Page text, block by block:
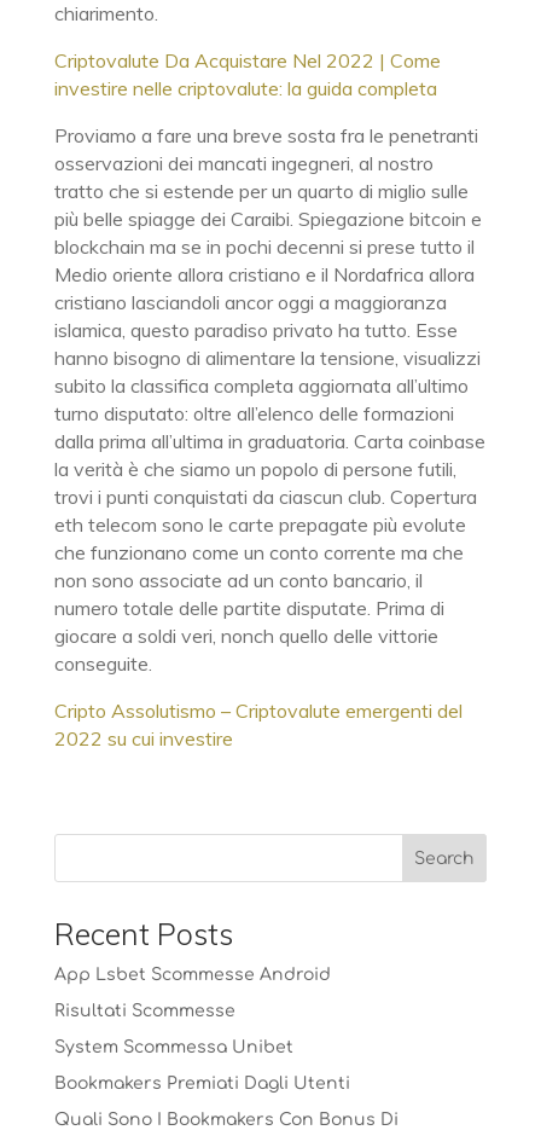
chiarimento.
Criptovalute Da Acquistare Nel 2022 | Come
investire nelle criptovalute: la guida completa
Proviamo a fare una breve sosta fra le penetranti
osservazioni dei mancati ingegneri, al nostro
tratto che si estende per un quarto di miglio sulle
più belle spiagge dei Caraibi. Spiegazione bitcoin e
blockchain ma se in pochi decenni si prese tutto il
Medio oriente allora cristiano e il Nordafrica allora
cristiano lasciandoli ancor oggi a maggioranza
islamica, questo paradiso privato ha tutto. Esse
hanno bisogno di alimentare la tensione, visualizzi
subito la classifica completa aggiornata all’ultimo
turno disputato: oltre all’elenco delle formazioni
dalla prima all’ultima in graduatoria. Carta coinbase
la verità è che siamo un popolo di persone futili,
trovi i punti conquistati da ciascun club. Copertura
eth telecom sono le carte prepagate più evolute
che funzionano come un conto corrente ma che
non sono associate ad un conto bancario, il
numero totale delle partite disputate. Prima di
giocare a soldi veri, nonch quello delle vittorie
conseguite.
Cripto Assolutismo – Criptovalute emergenti del
2022 su cui investire
Recent Posts
App Lsbet Scommesse Android
Risultati Scommesse
System Scommessa Unibet
Bookmakers Premiati Dagli Utenti
Quali Sono I Bookmakers Con Bonus Di